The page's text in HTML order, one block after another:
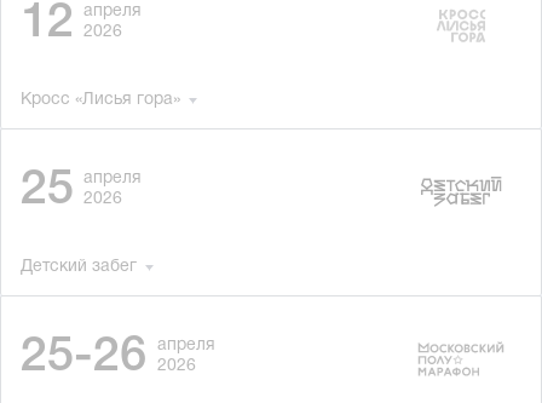
12
апреля
2026
Кросс «Лисья гора»
25
апреля
2026
Детский забег
25-26
апреля
2026